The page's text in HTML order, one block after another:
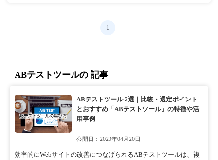
1
ABテストツールの 記事
ABテストツール 2選｜比較・選定ポイント
とおすすめ「ABテストツール」の特徴や活
用事例
公開日：2020年04月20日
効率的にWebサイトの改善につなげられるABテストツールは、複